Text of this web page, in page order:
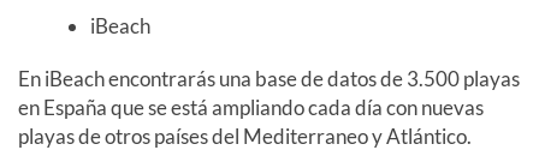
iBeach
En iBeach encontrarás una base de datos de 3.500 playas
en España que se está ampliando cada día con nuevas
playas de otros países del Mediterraneo y Atlántico.